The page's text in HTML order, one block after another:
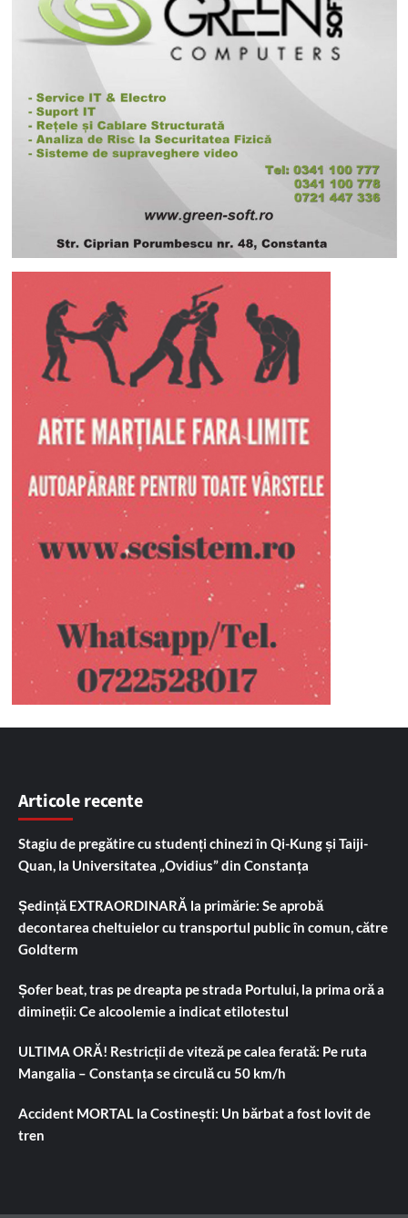
Articole recente
Stagiu de pregătire cu studenți chinezi în Qi-Kung și Taiji-
Quan, la Universitatea „Ovidius” din Constanța
Ședință EXTRAORDINARĂ la primărie: Se aprobă
decontarea cheltuielor cu transportul public în comun, către
Goldterm
Șofer beat, tras pe dreapta pe strada Portului, la prima oră a
dimineții: Ce alcoolemie a indicat etilotestul
ULTIMA ORĂ! Restricții de viteză pe calea ferată: Pe ruta
Mangalia – Constanța se circulă cu 50 km/h
Accident MORTAL la Costinești: Un bărbat a fost lovit de
tren